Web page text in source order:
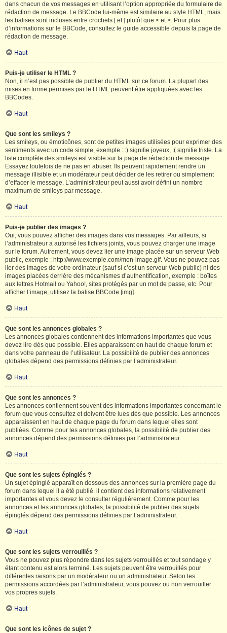
dans chacun de vos messages en utilisant l’option appropriée du formulaire de
rédaction de message. Le BBCode lui-même est similaire au style HTML, mais
les balises sont incluses entre crochets [ et ] plutôt que < et >. Pour plus
d’informations sur le BBCode, consultez le guide accessible depuis la page de
rédaction de message.
Haut
Puis-je utiliser le HTML ?
Non, il n’est pas possible de publier du HTML sur ce forum. La plupart des
mises en forme permises par le HTML peuvent être appliquées avec les
BBCodes.
Haut
Que sont les smileys ?
Les smileys, ou émoticônes, sont de petites images utilisées pour exprimer des
sentiments avec un code simple, exemple : :) signifie joyeux, :( signifie triste. La
liste complète des smileys est visible sur la page de rédaction de message.
Essayez toutefois de ne pas en abuser. Ils peuvent rapidement rendre un
message illisible et un modérateur peut décider de les retirer ou simplement
d’effacer le message. L’administrateur peut aussi avoir défini un nombre
maximum de smileys par message.
Haut
Puis-je publier des images ?
Oui, vous pouvez afficher des images dans vos messages. Par ailleurs, si
l’administrateur a autorisé les fichiers joints, vous pouvez charger une image
sur le forum. Autrement, vous devez lier une image placée sur un serveur Web
public, exemple : http://www.exemple.com/mon-image.gif. Vous ne pouvez pas
lier des images de votre ordinateur (sauf si c’est un serveur Web public) ni des
images placées derrière des mécanismes d’authentification, exemple : boîtes
aux lettres Hotmail ou Yahoo!, sites protégés par un mot de passe, etc. Pour
afficher l’image, utilisez la balise BBCode [img].
Haut
Que sont les annonces globales ?
Les annonces globales contiennent des informations importantes que vous
devez lire dès que possible. Elles apparaissent en haut de chaque forum et
dans votre panneau de l’utilisateur. La possibilité de publier des annonces
globales dépend des permissions définies par l’administrateur.
Haut
Que sont les annonces ?
Les annonces contiennent souvent des informations importantes concernant le
forum que vous consultez et doivent être lues dès que possible. Les annonces
apparaissent en haut de chaque page du forum dans lequel elles sont
publiées. Comme pour les annonces globales, la possibilité de publier des
annonces dépend des permissions définies par l’administrateur.
Haut
Que sont les sujets épinglés ?
Un sujet épinglé apparaît en dessous des annonces sur la première page du
forum dans lequel il a été publié. il contient des informations relativement
importantes et vous devez le consulter régulièrement. Comme pour les
annonces et les annonces globales, la possibilité de publier des sujets
épinglés dépend des permissions définies par l’administrateur.
Haut
Que sont les sujets verrouillés ?
Vous ne pouvez plus répondre dans les sujets verrouillés et tout sondage y
étant contenu est alors terminé. Les sujets peuvent être verrouillés pour
différentes raisons par un modérateur ou un administrateur. Selon les
permissions accordées par l’administrateur, vous pouvez ou non verrouiller
vos propres sujets.
Haut
Que sont les icônes de sujet ?